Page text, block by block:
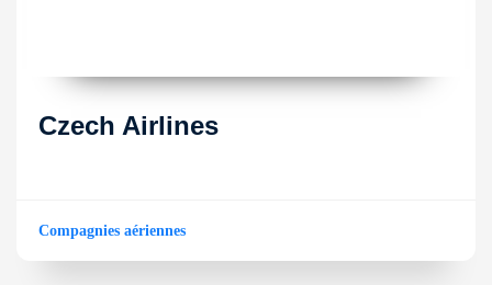
Czech Airlines
Compagnies aériennes